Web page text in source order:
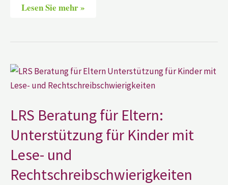
Lesen Sie mehr »
LRS Beratung für Eltern:
Unterstützung für Kinder mit
Lese- und
Rechtschreibschwierigkeiten
LRS
Beratung
für
für
Kinder
mit
Lese-
Rechtschreibschwierigkeiten